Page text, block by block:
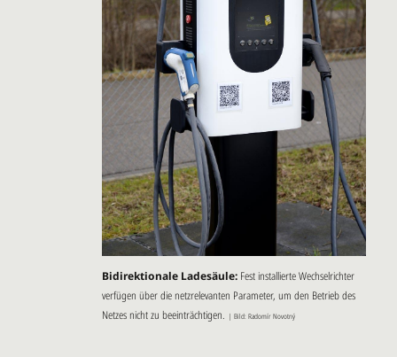
Bidirektionale Ladesäule: Fest installierte Wechselrichter
verfügen über die netzrelevanten Parameter, um den Betrieb des
Netzes nicht zu beeinträchtigen. | Bild: Radomír Novotný